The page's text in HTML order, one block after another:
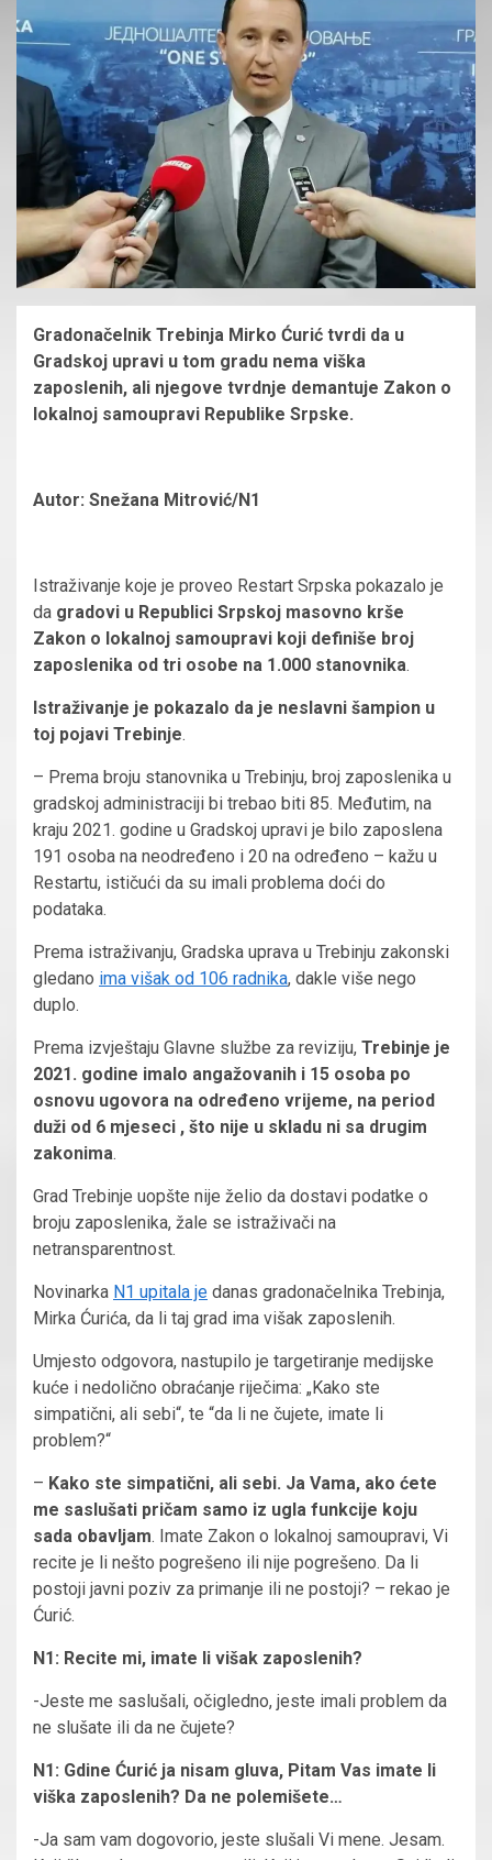
Gradonačelnik Trebinja Mirko Ćurić tvrdi da u
Gradskoj upravi u tom gradu nema viška
zaposlenih, ali njegove tvrdnje demantuje Zakon o
lokalnoj samoupravi Republike Srpske.
Autor: Snežana Mitrović/N1
Istraživanje koje je proveo Restart Srpska pokazalo je
da gradovi u Republici Srpskoj masovno krše
Zakon o lokalnoj samoupravi koji definiše broj
zaposlenika od tri osobe na 1.000 stanovnika.
Istraživanje je pokazalo da je neslavni šampion u
toj pojavi Trebinje.
– Prema broju stanovnika u Trebinju, broj zaposlenika u
gradskoj administraciji bi trebao biti 85. Međutim, na
kraju 2021. godine u Gradskoj upravi je bilo zaposlena
191 osoba na neodređeno i 20 na određeno – kažu u
Restartu, ističući da su imali problema doći do
podataka.
Prema istraživanju, Gradska uprava u Trebinju zakonski
gledano ima višak od 106 radnika, dakle više nego
duplo.
Prema izvještaju Glavne službe za reviziju, Trebinje je
2021. godine imalo angažovanih i 15 osoba po
osnovu ugovora na određeno vrijeme, na period
duži od 6 mjeseci , što nije u skladu ni sa drugim
zakonima.
Grad Trebinje uopšte nije želio da dostavi podatke o
broju zaposlenika, žale se istraživači na
netransparentnost.
Novinarka N1 upitala je danas gradonačelnika Trebinja,
Mirka Ćurića, da li taj grad ima višak zaposlenih.
Umjesto odgovora, nastupilo je targetiranje medijske
kuće i nedolično obraćanje riječima: „Kako ste
simpatični, ali sebi“, te “da li ne čujete, imate li
problem?“
– Kako ste simpatični, ali sebi. Ja Vama, ako ćete
me saslušati pričam samo iz ugla funkcije koju
sada obavljam. Imate Zakon o lokalnoj samoupravi, Vi
recite je li nešto pogrešeno ili nije pogrešeno. Da li
postoji javni poziv za primanje ili ne postoji? – rekao je
Ćurić.
N1: Recite mi, imate li višak zaposlenih?
-Jeste me saslušali, očigledno, jeste imali problem da
ne slušate ili da ne čujete?
N1: Gdine Ćurić ja nisam gluva, Pitam Vas imate li
viška zaposlenih? Da ne polemišete…
-Ja sam vam dogovorio, jeste slušali Vi mene. Jesam.